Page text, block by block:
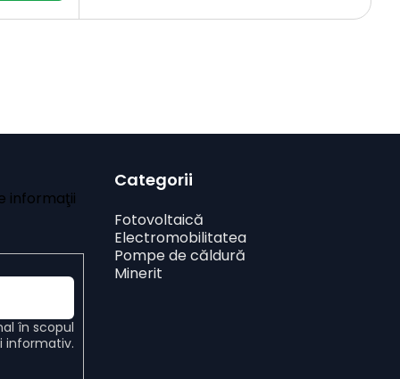
informaţii
în scopul
informativ.
Categorii
Fotovoltaică
Electromobilitatea
Pompe de căldură
Minerit